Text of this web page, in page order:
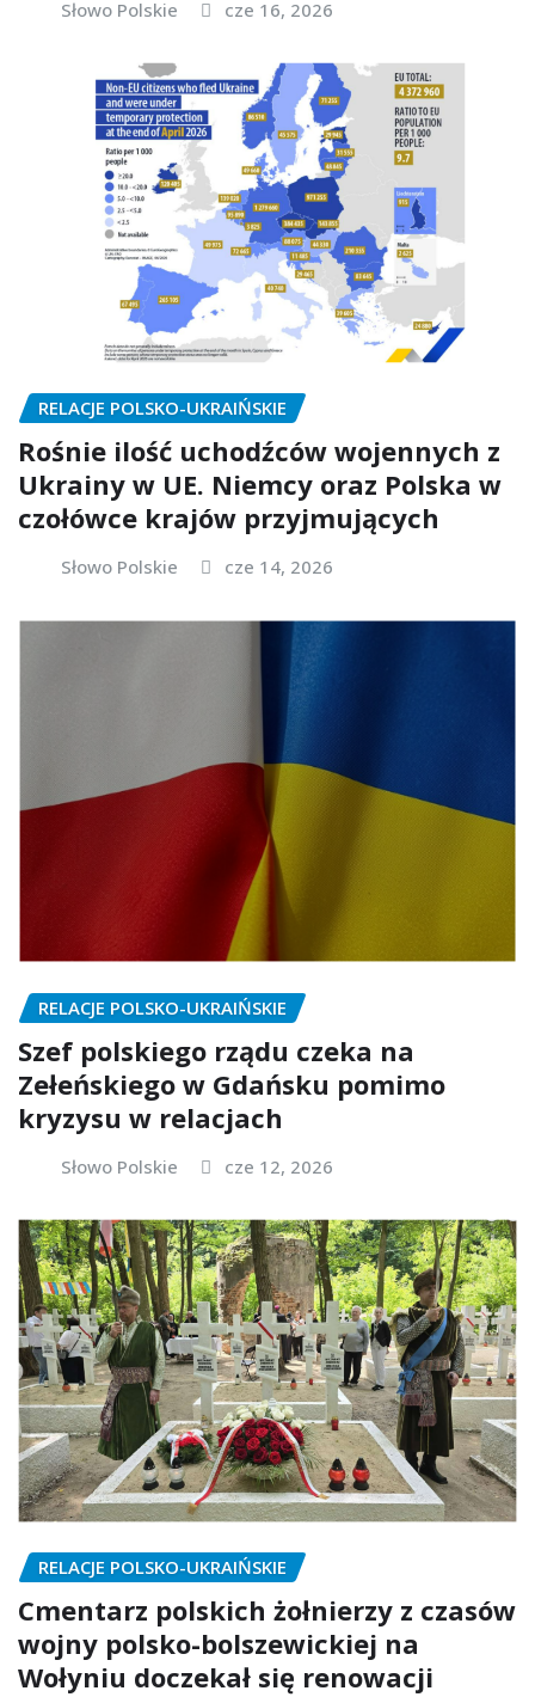
Słowo Polskie cze 16, 2026
RELACJE POLSKO-UKRAIŃSKIE
Rośnie ilość uchodźców wojennych z
Ukrainy w UE. Niemcy oraz Polska w
czołówce krajów przyjmujących
Słowo Polskie cze 14, 2026
RELACJE POLSKO-UKRAIŃSKIE
Szef polskiego rządu czeka na
Zełeńskiego w Gdańsku pomimo
kryzysu w relacjach
Słowo Polskie cze 12, 2026
RELACJE POLSKO-UKRAIŃSKIE
Cmentarz polskich żołnierzy z czasów
wojny polsko-bolszewickiej na
Wołyniu doczekał się renowacji